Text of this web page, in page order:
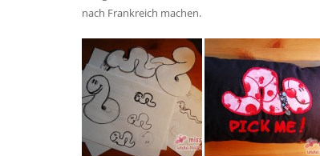
nach Frankreich machen.